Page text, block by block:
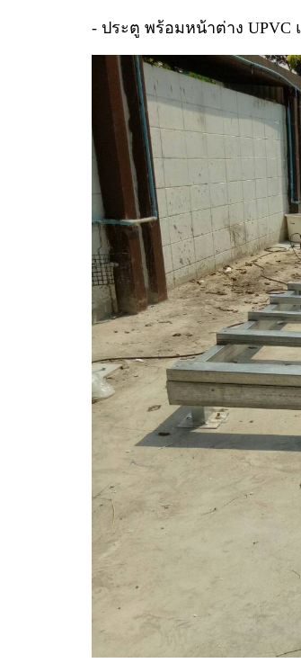
- ประตู พร้อมหน้าต่าง